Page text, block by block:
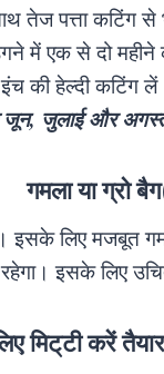
तेज पत्ता कटिंग
उगने में एक से दो
की हेल्दी कटिंग
जून, जुलाई और
गमला या
इसके लिए मजबूत
इसके लिए
मिट्‌टी करें